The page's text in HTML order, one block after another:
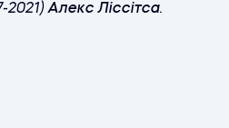
2021)Алекс Ліссітса.